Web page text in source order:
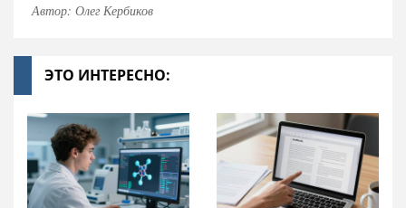
Автор: Олег Кербиков
ЭТО ИНТЕРЕСНО: